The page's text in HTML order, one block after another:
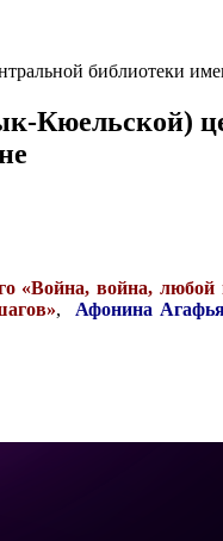
библиотеки
Кюельской)
«Война, война, любой
, Афонина